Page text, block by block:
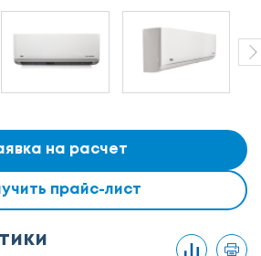
на расчет
прайс-лист